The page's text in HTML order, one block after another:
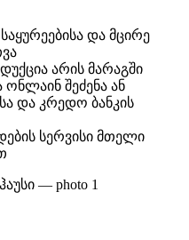
და მცირე
არის მარაგში
შეძენა ან
და კრედო ბანკის
სერვისი მთელი